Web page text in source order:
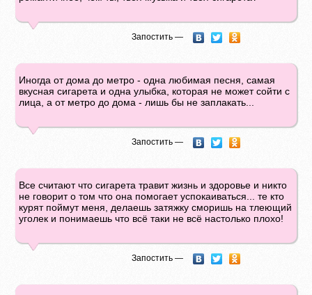
Запостить —
Иногда от дома до метро - одна любимая песня, самая
вкусная сигарета и одна улыбка, которая не может сойти с
лица, а от метро до дома - лишь бы не заплакать...
Запостить —
Все считают что сигарета травит жизнь и здоровье и никто
не говорит о том что она помогает успокаиваться... те кто
курят поймут меня, делаешь затяжку сморишь на тлеющий
уголек и понимаешь что всё таки не всё настолько плохо!
Запостить —